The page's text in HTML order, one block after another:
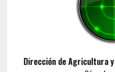
Dirección de Agricultura